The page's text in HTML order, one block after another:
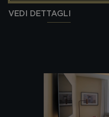
VEDI DETTAGLI